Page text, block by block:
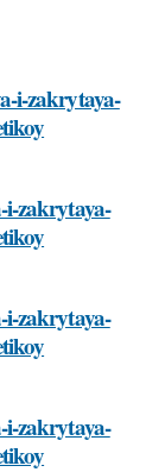
i-zakrytaya-
i-zakrytaya-
i-zakrytaya-
i-zakrytaya-